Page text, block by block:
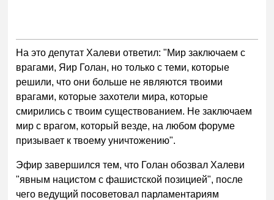
На это депутат Халеви ответил: "Мир заключаем с
врагами, Яир Голан, но только с теми, которые
решили, что они больше не являются твоими
врагами, которые захотели мира, которые
смирились с твоим существованием. Не заключаем
мир с врагом, который везде, на любом форуме
призывает к твоему уничтожению".
Эфир завершился тем, что Голан обозвал Халеви
"явным нацистом с фашистской позицией", после
чего ведущий посоветовал парламентариям